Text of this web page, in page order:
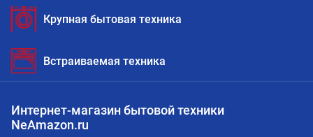
Крупная бытовая техника
Встраиваемая техника
Интернет-магазин бытовой техники
NeAmazon.ru